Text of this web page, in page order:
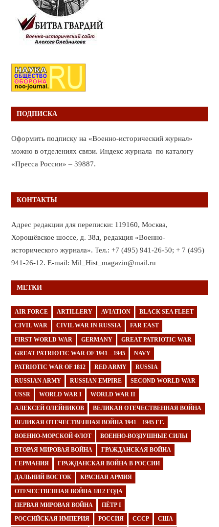
ПОДПИСКА
Оформить подписку на «Военно-исторический журнал»
можно в отделениях связи. Индекс журнала по каталогу
«Пресса России» – 39887.
КОНТАКТЫ
Адрес редакции для переписки: 119160, Москва,
Хорошёвское шоссе, д. 38д, редакция «Военно-
исторического журнала». Тел.: +7 (495) 941-26-50; + 7 (495)
941-26-12. E-mail: Mil_Hist_magazin@mail.ru
МЕТКИ
AIR FORCE ARTILLERY AVIATION BLACK SEA FLEET
CIVIL WAR CIVIL WAR IN RUSSIA FAR EAST
FIRST WORLD WAR GERMANY GREAT PATRIOTIC WAR
GREAT PATRIOTIC WAR OF 1941—1945 NAVY
PATRIOTIC WAR OF 1812 RED ARMY RUSSIA
RUSSIAN ARMY RUSSIAN EMPIRE SECOND WORLD WAR
USSR WORLD WAR I WORLD WAR II
АЛЕКСЕЙ ОЛЕЙНИКОВ ВЕЛИКАЯ ОТЕЧЕСТВЕННАЯ ВОЙНА
ВЕЛИКАЯ ОТЕЧЕСТВЕННАЯ ВОЙНА 1941—1945 ГГ.
ВОЕННО-МОРСКОЙ ФЛОТ ВОЕННО-ВОЗДУШНЫЕ СИЛЫ
ВТОРАЯ МИРОВАЯ ВОЙНА ГРАЖДАНСКАЯ ВОЙНА
ГЕРМАНИЯ ГРАЖДАНСКАЯ ВОЙНА В РОССИИ
ДАЛЬНИЙ ВОСТОК КРАСНАЯ АРМИЯ
ОТЕЧЕСТВЕННАЯ ВОЙНА 1812 ГОДА
ПЕРВАЯ МИРОВАЯ ВОЙНА ПЁТР I
РОССИЙСКАЯ ИМПЕРИЯ РОССИЯ СССР США